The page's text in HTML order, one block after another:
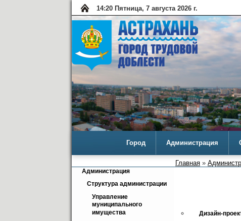
14:20 Пятница, 7 августа 2026 г.
Город Администрация
Главная »
Администрация
Структура администрации
Управление
муниципального
имущества
Дизайн-